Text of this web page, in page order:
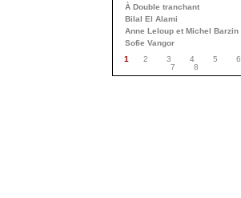
À Double tranchant
Bilal El Alami
Anne Leloup et Michel Barzin
Sofie Vangor
1
2 3 4 5
6
7
8